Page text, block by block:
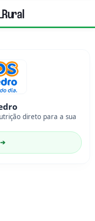
direto para a sua
➔